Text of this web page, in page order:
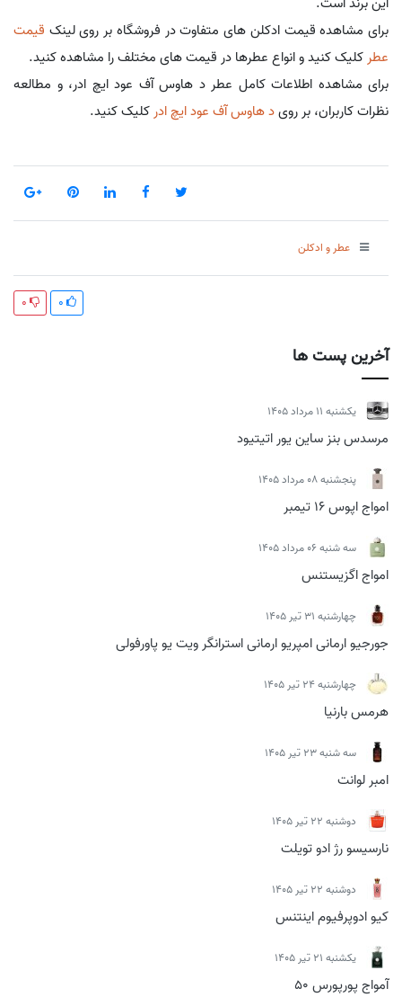
آخرین پست ها
يكشنبه 11 مرداد 1405
مرسدس بنز ساین یور اتیتیود
پنجشنبه 08 مرداد 1405
امواج اپوس 16 تیمبر
سه شنبه 06 مرداد 1405
امواج اگزیستنس
چهارشنبه 31 تیر 1405
جورجیو ارمانی امپریو ارمانی استرانگر ویت یو پاورفولی
چهارشنبه 24 تیر 1405
هرمس بارنیا
سه شنبه 23 تیر 1405
امبر لوانت
دوشنبه 22 تیر 1405
نارسیسو رژ ادو تویلت
دوشنبه 22 تیر 1405
کیو ادوپرفیوم اینتنس
يكشنبه 21 تیر 1405
آمواج پورپورس 50
برای مشاهده قیمت ادکلن های متفاوت در فروشگاه بر روی لینک قیمت
عطر کلیک کنید و انواع عطرها در قیمت های مختلف را مشاهده کنید.
برای مشاهده اطلاعات کامل عطر د هاوس آف عود ایچ ادر، و مطالعه
نظرات کاربران، بر روید هاوس آف عود ایچ ادر کلیک کنید.
عطر و ادکلن